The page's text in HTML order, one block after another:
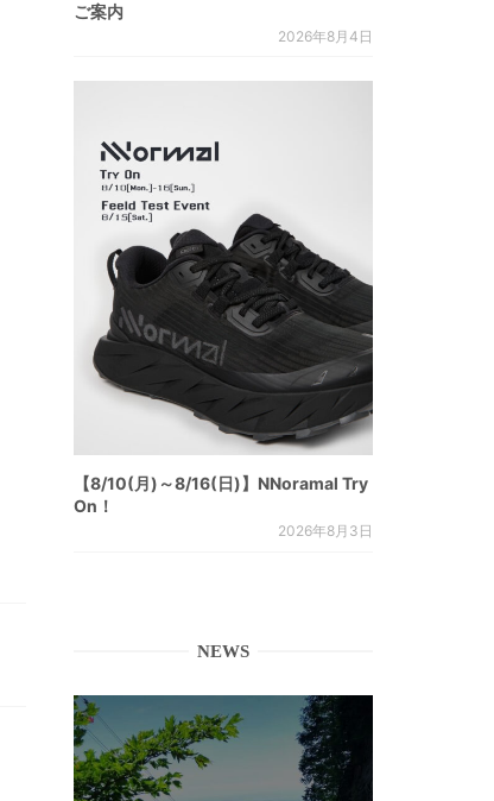
ご案内
2026年8月4日
【8/10(月)～8/16(日)】NNoramal Try
On！
2026年8月3日
NEWS